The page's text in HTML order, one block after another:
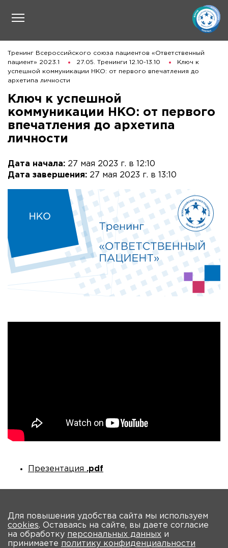
Тренинг Всероссийского союза пациентов «Ответственный
пациент» 2023.1
27.05. Тренинги 12.10-13.10
Ключ к
успешной коммуникации НКО: от первого впечатления до
архетипа личности
Ключ к успешной
коммуникации НКО: от первого
впечатления до архетипа
личности
Дата начала: 27 мая 2023 г. в 12:10
Дата завершения: 27 мая 2023 г. в 13:10
Презентация .pdf
Для повышения удобства сайта мы используем
cookies. Оставаясь на сайте, вы даете согласие
на обработку персональных данных и
принимаете политику конфиденциальности
О мероприятии Новости Общая информация